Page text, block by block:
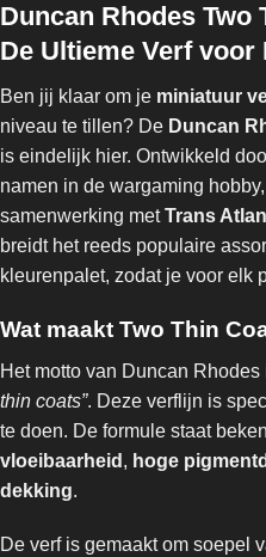
Duncan Rhodes Two
De Ultieme Verf
Ben jij klaar om je miniatuur
niveau te tillen? De Duncan
is eindelijk hier. Ontwikkeld
namen in de wargaming
samenwerking metTrans
breidt het reeds populaire
kleurenpalet, zodat je voor elk
Wat maakt Two Thin
Het motto van Duncan
thin coats”. Deze verflijn is
te doen. De formule staat
vloeibaarheid , hoge
dekking.
De verf is gemaakt om soepel